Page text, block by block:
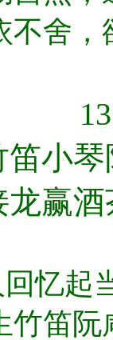
不舍
笛小
龙赢
忆起
竹笛